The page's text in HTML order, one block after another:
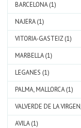
BARCELONA (1)
NAJERA (1)
VITORIA-GASTEIZ (1)
MARBELLA (1)
LEGANES (1)
PALMA, MALLORCA (1)
VALVERDE DE LA
AVILA (1)